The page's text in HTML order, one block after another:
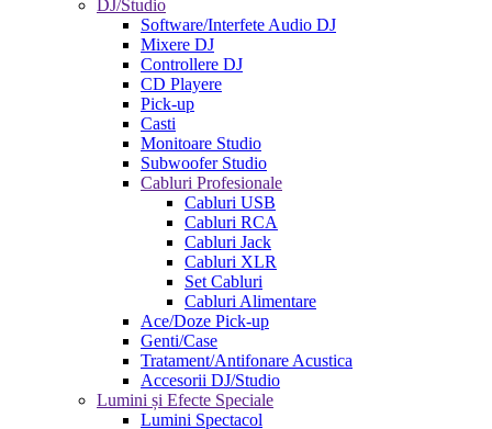
DJ/Studio
Software/Interfete Audio DJ
Mixere DJ
Controllere DJ
CD Playere
Pick-up
Casti
Monitoare Studio
Subwoofer Studio
Cabluri Profesionale
Cabluri USB
Cabluri RCA
Cabluri Jack
Cabluri XLR
Set Cabluri
Cabluri Alimentare
Ace/Doze Pick-up
Genti/Case
Tratament/Antifonare Acustica
Accesorii DJ/Studio
Lumini și Efecte Speciale
Lumini Spectacol